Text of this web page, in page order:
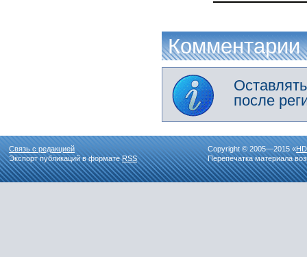
Комментарии
после
Связь с редакцией
Экспорт публикаций в форматеRSS
Copyright © 2005—2015 «
Перепечатка материала